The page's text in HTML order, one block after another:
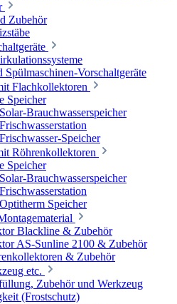
Zubehör
Spülmaschinen-Vorschaltgeräte
Flachkollektoren
Speicher
Brauchwasserspeicher
Speicher
Röhrenkollektoren
Speicher
Brauchwasserspeicher
Speicher
Blackline & Zubehör
AS-Sunline 2100 & Zubehör
& Zubehör
etc.
Zubehör und Werkzeug
(Frostschutz)